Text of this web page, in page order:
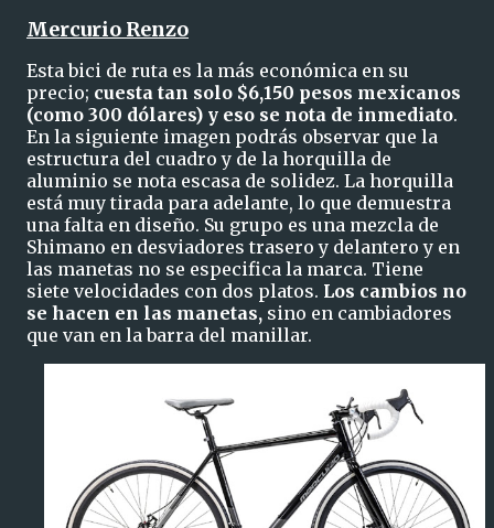
Mercurio Renzo
Esta bici de ruta es la más económica en su
precio; cuesta tan solo $6,150 pesos mexicanos
(como 300 dólares) y eso se nota de inmediato.
En la siguiente imagen podrás observar que la
estructura del cuadro y de la horquilla de
aluminio se nota escasa de solidez. La horquilla
está muy tirada para adelante, lo que demuestra
una falta en diseño. Su grupo es una mezcla de
Shimano en desviadores trasero y delantero y en
las manetas no se especifica la marca. Tiene
siete velocidades con dos platos. Los cambios no
se hacen en las manetas, sino en cambiadores
que van en la barra del manillar.